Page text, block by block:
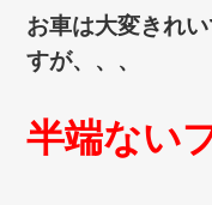
お車は大変きれ
すが、、、
半端ない